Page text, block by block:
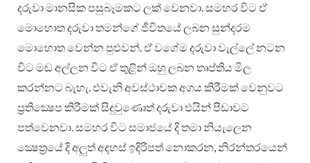
දරුවා මානසික පසුබෑමකට ලක් වෙනවා. සමහර විට ඒ
මොහොත දරුවා තමන්ගේ ජීවිතයේ ලබන සුන්දරම
මොහොත වෙන්න පුළුවන්. ඒ වගේම දරුවා වැල්ලේ නටන
විට මඩ අල්ලන විට ඒ තුළින් ඔහු ලබන තෘප්තිය මිල
කරන්නට බැහැ. එවැනි අවස්ථාවක අගය කිරීමක් වෙනුවට
ප්‍රතික්‍ෂෙප කිරීමක් සිදුවුණොත් දරුවා එයින් පීඩාවට
පත්වෙනවා. සමහර විට සමාජයේ දි තමා නියැලෙන
ක්‍ෂෙත්‍රයේ දි අලුත් අදහස් ඉදිරිපත් නොකරන, නිරන්තරයෙන්